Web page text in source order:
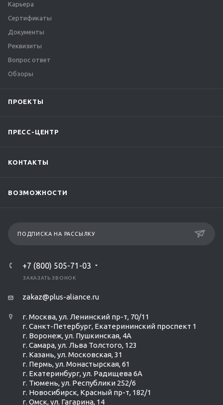
Карьера
Сертификаты
Документы
Реквизиты
Вопрос ответ
Обзоры
ПРОЕКТЫ
ПРЕСС-ЦЕНТР
КОНТАКТЫ
ВОЗМОЖНОСТИ
ПОДПИСКА НА РАССЫЛКУ
+7 (800) 505-71-03
ЗАКАЗАТЬ ЗВОНОК
zakaz@plus-aliance.ru
г. Москва, ул. Ленинский пр-т, 70/11
г. Санкт-Петербург, Екатерининский проспект 1
г. Воронеж, ул. Пушкинская, 4А
г. Самара, ул. Льва Толстого, 123
г. Казань, ул. Московская, 31
г. Пермь, ул. Монастырская, 61
г. Екатеринбург, ул. Радищева 6А
г. Тюмень, ул. Республики 252/6
г. Новосибирск, Красный пр-т, 182/1
г. Омск, ул. ​Гагарина, 14